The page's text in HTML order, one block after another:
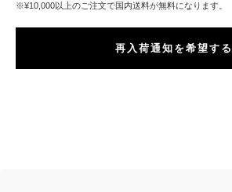
※¥10,000以上のご注文で国内送料が無料になります。
再入荷通知を希望する